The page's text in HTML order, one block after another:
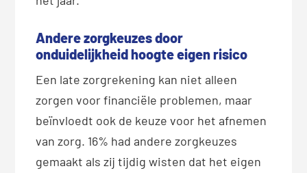
Andere zorgkeuzes door
onduidelijkheid hoogte eigen risico
Een late zorgrekening kan niet alleen
zorgen voor financiële problemen, maar
beïnvloedt ook de keuze voor het afnemen
van zorg. 16% had andere zorgkeuzes
gemaakt als zij tijdig wisten dat het eigen